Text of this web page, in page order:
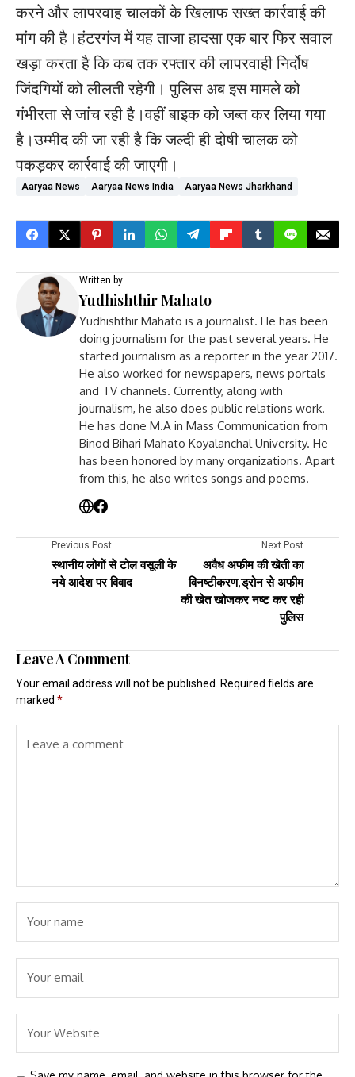
करने और लापरवाह चालकों के खिलाफ सख्त कार्रवाई की
मांग की है।हंटरगंज में यह ताजा हादसा एक बार फिर सवाल
खड़ा करता है कि कब तक रफ्तार की लापरवाही निर्दोष
जिंदगियों को लीलती रहेगी। पुलिस अब इस मामले को
गंभीरता से जांच रही है।वहीं बाइक को जब्त कर लिया गया
है।उम्मीद की जा रही है कि जल्दी ही दोषी चालक को
पकड़कर कार्रवाई की जाएगी।
Aaryaa News Aaryaa News India Aaryaa News Jharkhand
Written by
Yudhishthir Mahato
Yudhishthir Mahato is a journalist. He has been
doing journalism for the past several years. He
started journalism as a reporter in the year 2017.
He also worked for newspapers, news portals
and TV channels. Currently, along with
journalism, he also does public relations work.
He has done M.A in Mass Communication from
Binod Bihari Mahato Koyalanchal University. He
has been honored by many organizations. Apart
from this, he also writes songs and poems.
Previous Post
स्थानीय लोगों से टोल वसूली के
नये आदेश पर विवाद
Next Post
अवैध अफीम की खेती का
विनष्टीकरण,ड्रोन से अफीम
की खेत खोजकर नष्ट कर रही
पुलिस
Leave A Comment
Your email address will not be published.
Required fields are
marked *